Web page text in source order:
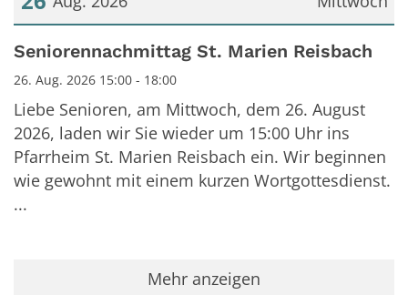
Datum: 26. August 2026
Seniorennachmittag St. Marien Reisbach
26. Aug. 2026 15:00 - 18:00
Liebe Senioren, am Mittwoch, dem 26. August
2026, laden wir Sie wieder um 15:00 Uhr ins
Pfarrheim St. Marien Reisbach ein. Wir beginnen
wie gewohnt mit einem kurzen Wortgottesdienst.
...
Mehr anzeigen